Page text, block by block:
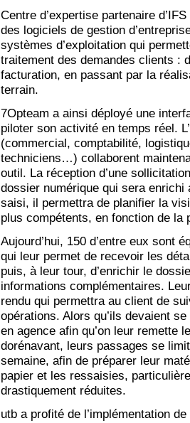
Centre d’expertise partenaire
des logiciels de gestion
systèmes d’exploitation qui
traitement des demandes clients :
facturation, en passant par la
terrain.
7Opteam a ainsi déployé une
piloter son activité en temps réel.
(commercial, comptabilité,
techniciens…) collaborent
outil. La réception d’une
dossier numérique qui sera
saisi, il permettra de planifier la
plus compétents, en fonction de la
Aujourd’hui, 150 d’entre eux sont
qui leur permet de recevoir les
puis, à leur tour, d’enrichir le
informations complémentaires.
rendu qui permettra au client de
opérations. Alors qu’ils devaient
en agence afin qu’on leur remette
dorénavant, leurs passages se
semaine, afin de préparer leur
papier et les ressaisies,
drastiquement réduites.
utb a profité de l’implémentation